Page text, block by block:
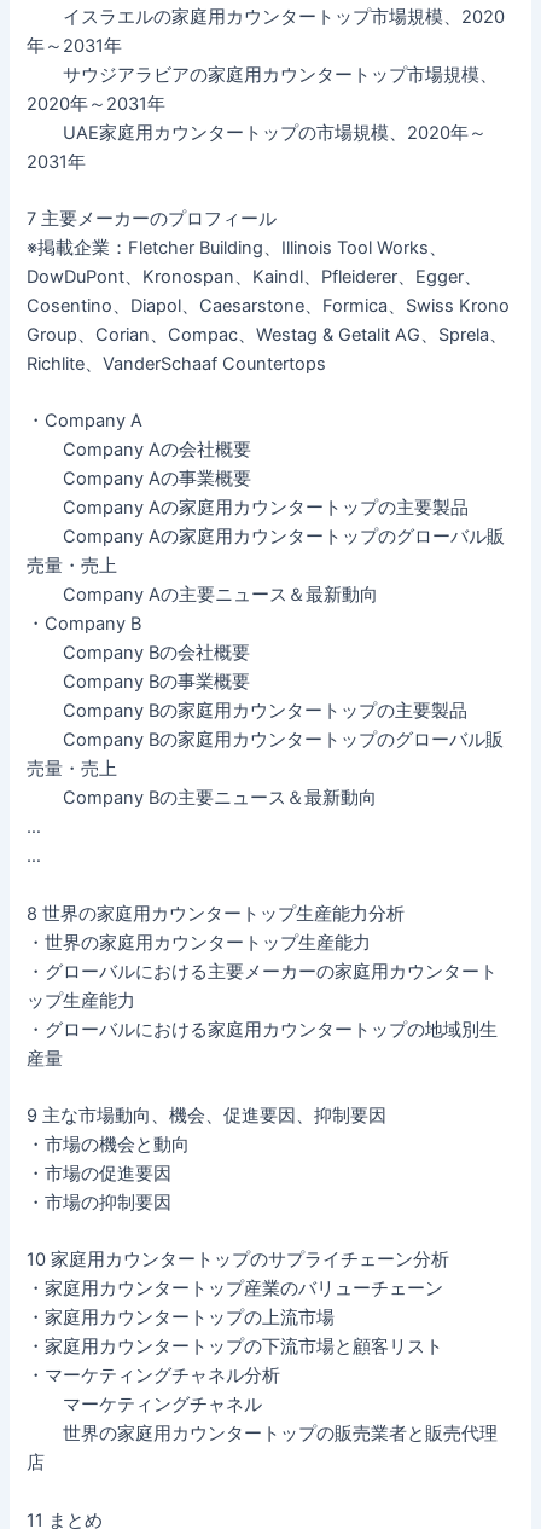
イスラエルの家庭用カウンタートップ市場規模、2020
年～2031年
サウジアラビアの家庭用カウンタートップ市場規模、
2020年～2031年
UAE家庭用カウンタートップの市場規模、2020年～
2031年
7 主要メーカーのプロフィール
※掲載企業：Fletcher Building、Illinois Tool Works、
DowDuPont、Kronospan、Kaindl、Pfleiderer、Egger、
Cosentino、Diapol、Caesarstone、Formica、Swiss Krono
Group、Corian、Compac、Westag & Getalit AG、Sprela、
Richlite、VanderSchaaf Countertops
・Company A
Company Aの会社概要
Company Aの事業概要
Company Aの家庭用カウンタートップの主要製品
Company Aの家庭用カウンタートップのグローバル販
売量・売上
Company Aの主要ニュース＆最新動向
・Company B
Company Bの会社概要
Company Bの事業概要
Company Bの家庭用カウンタートップの主要製品
Company Bの家庭用カウンタートップのグローバル販
売量・売上
Company Bの主要ニュース＆最新動向
…
…
8 世界の家庭用カウンタートップ生産能力分析
・世界の家庭用カウンタートップ生産能力
・グローバルにおける主要メーカーの家庭用カウンタート
ップ生産能力
・グローバルにおける家庭用カウンタートップの地域別生
産量
9 主な市場動向、機会、促進要因、抑制要因
・市場の機会と動向
・市場の促進要因
・市場の抑制要因
10 家庭用カウンタートップのサプライチェーン分析
・家庭用カウンタートップ産業のバリューチェーン
・家庭用カウンタートップの上流市場
・家庭用カウンタートップの下流市場と顧客リスト
・マーケティングチャネル分析
マーケティングチャネル
世界の家庭用カウンタートップの販売業者と販売代理
店
11 まとめ